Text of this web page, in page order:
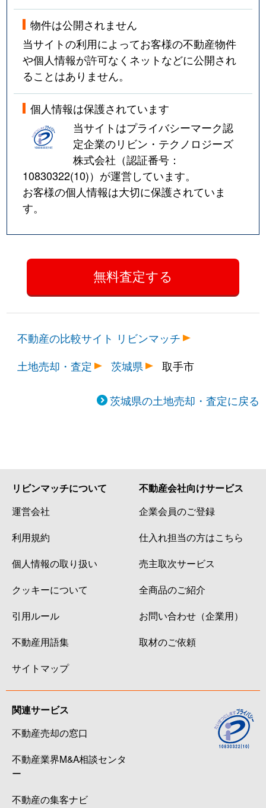
物件は公開されません
当サイトの利用によってお客様の不動産物件
や個人情報が許可なくネットなどに公開され
ることはありません。
個人情報は保護されています
当サイトはプライバシーマーク認
定企業のリビン・テクノロジーズ
株式会社（認証番号：
10830322(10)）が運営しています。
お客様の個人情報は大切に保護されていま
す。
不動産の比較サイト リビンマッチ
土地売却・査定
茨城県 取手市
茨城県の土地売却・査定に戻る
リビンマッチについて
運営会社
利用規約
個人情報の取り扱い
クッキーについて
引用ルール
不動産用語集
サイトマップ
不動産会社向けサービス
企業会員のご登録
仕入れ担当の方はこちら
売主取次サービス
全商品のご紹介
お問い合わせ（企業用）
取材のご依頼
関連サービス
不動産売却の窓口
不動産業界M&A相談センタ
ー
不動産の集客ナビ